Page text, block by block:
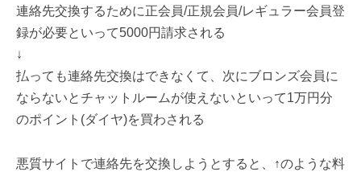
連絡先交換するために正会員/正規会員/レギュラー会員登
録が必要といって5000円請求される
↓
払っても連絡先交換はできなくて、次にブロンズ会員に
ならないとチャットルームが使えないといって1万円分
のポイント(ダイヤ)を買わされる
悪質サイトで連絡先を交換しようとすると、↑のような料